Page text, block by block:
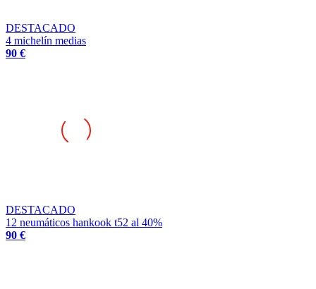
4 michelín medias
90 €
12 neumáticos hankook t52 al 40%
90 €